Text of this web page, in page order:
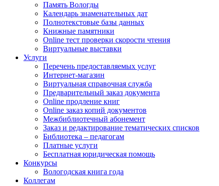
Память Вологды
Календарь знаменательных дат
Полнотекстовые базы данных
Книжные памятники
Online тест проверки скорости чтения
Виртуальные выставки
Услуги
Перечень предоставляемых услуг
Интернет-магазин
Виртуальная справочная служба
Предварительный заказ документа
Online продление книг
Online заказ копий документов
Межбиблиотечный абонемент
Заказ и редактирование тематических списков
Библиотека – педагогам
Платные услуги
Бесплатная юридическая помощь
Конкурсы
Вологодская книга года
Коллегам